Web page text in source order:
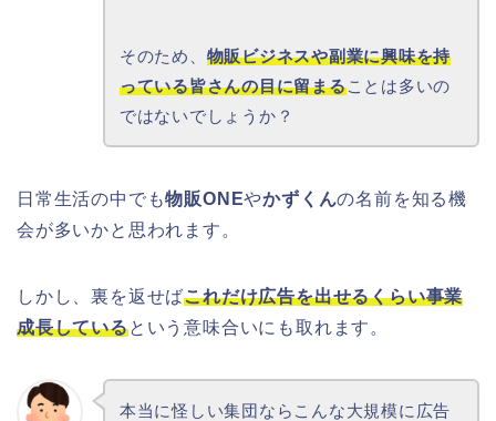
そのため、 物販ビジネスや副業に興味を持
っている皆さんの目に留まることは多いの
ではないでしょうか？
日常生活の中でも物販ONEやかずくんの名前を知る機
会が多いかと思われます。
しかし、裏を返せばこれだけ広告を出せるくらい事業
成長しているという意味合いにも取れます。
本当に怪しい集団ならこんな大規模に広告